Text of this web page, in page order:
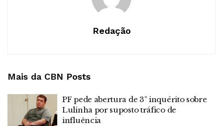
Redação
Mais da CBN Posts
PF pede abertura de 3º inquérito sobre
Lulinha por suposto tráfico de
influência